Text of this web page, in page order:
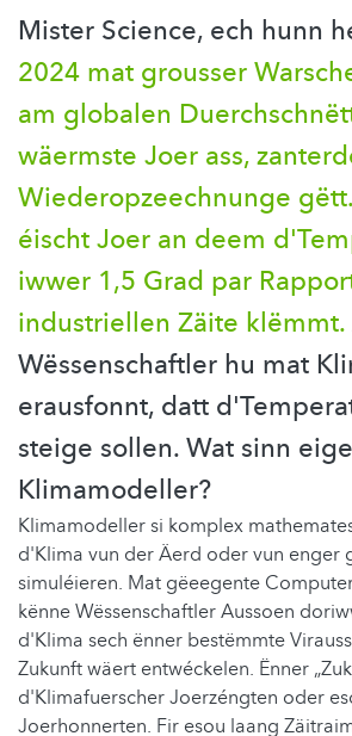
Mister Science, ech hunn
2024 mat grousser
am globalen
wäermste Joer ass,
Wiederopzeechnunge
éischt Joer an deem
iwwer 1,5 Grad par
industriellen Zäite klëmmt.
Wëssenschaftler hu mat
erausfonnt, datt
steige sollen. Wat sinn
Klimamodeller?
Klimamodeller si komplex
d'Klima vun der Äerd oder vun enger
simuléieren. Mat gëeegente
kënne Wëssenschaftler Aussoen
d'Klima sech ënner bestëmmte
Zukunft wäert entwéckelen. Ënner
d'Klimafuerscher Joerzéngten oder
Joerhonnerten. Fir esou laang